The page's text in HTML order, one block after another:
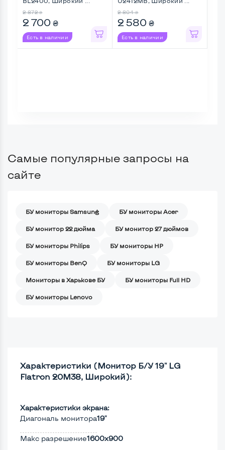
2 872 ₴
2 700 ₴
Есть в наличии
2 804 ₴
2 580 ₴
Есть в наличии
Самые популярные запросы на
сайте
БУ мониторы Samsung БУ мониторы Acer
БУ монитор 22 дюйма БУ монитор 27 дюймов
БУ мониторы Philips БУ мониторы HP
БУ мониторы BenQ БУ мониторы LG
Мониторы в Харькове БУ БУ мониторы Full HD
БУ мониторы Lenovo
Характеристики (Монитор Б/У 19" LG
Flatron 20M38, Широкий):
Характеристики экрана:
Диагональ монитора19"
Макс разрешение1600x900